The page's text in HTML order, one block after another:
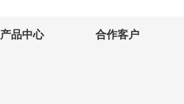
产品中心 合作客户